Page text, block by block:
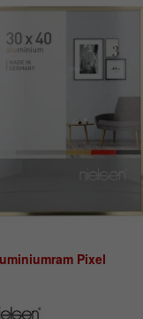
Pixel